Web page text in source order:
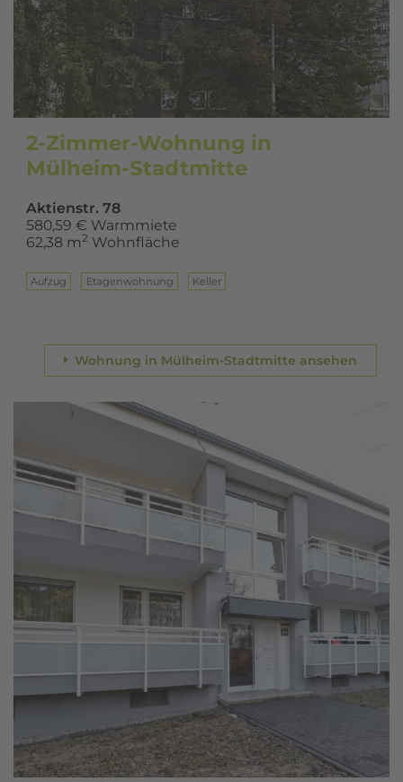
2-Zimmer-Wohnung in
Mülheim-Stadtmitte
Aktienstr. 78
580,59 € Warmmiete
62,38 m2 Wohnfläche
Aufzug Eta­gen­woh­nung Keller
Wohnung in Mülheim-Stadtmitte ansehen